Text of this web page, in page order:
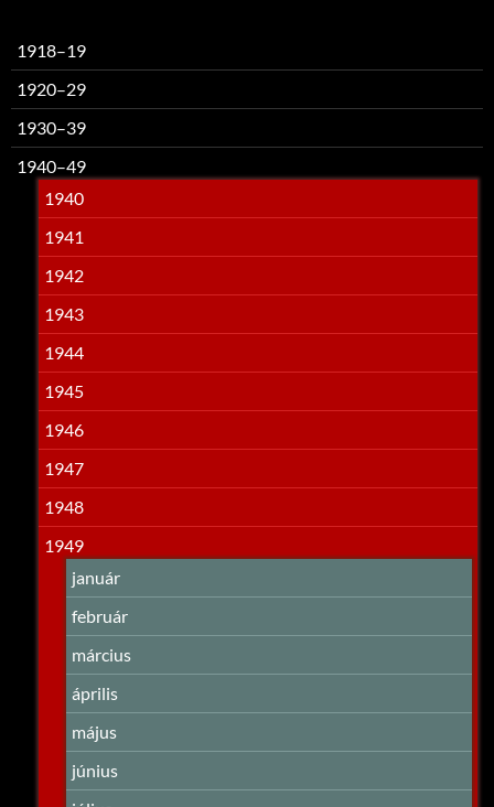
1918–19
1920–29
1930–39
1940–49
1940
1941
1942
1943
1944
1945
1946
1947
1948
1949
január
február
március
április
május
június